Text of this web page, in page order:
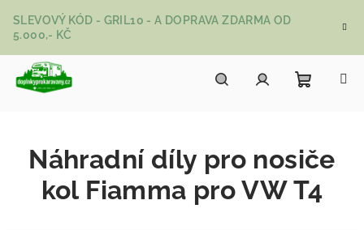
SLEVOVÝ KÓD - GRIL10 - A DOPRAVA ZDARMA OD
5.000,- KČ
Náhradní díly pro nosiče
kol Fiamma pro VW T4